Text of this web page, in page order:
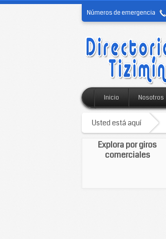
Números de emergencia
Inicio Nosotros
Usted está aquí
Explora por giros
comerciales